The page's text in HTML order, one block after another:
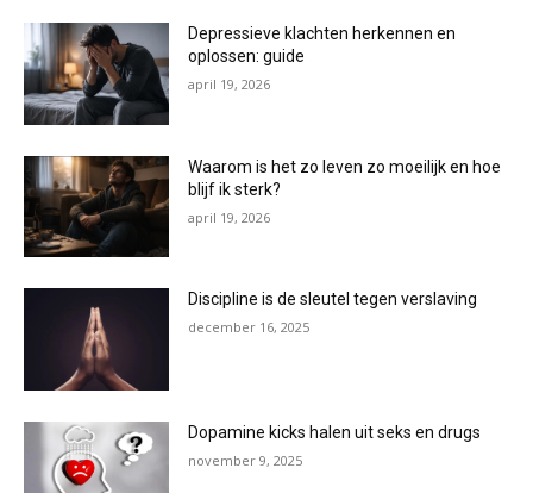
Depressieve klachten herkennen en
oplossen: guide
april 19, 2026
Waarom is het zo leven zo moeilijk en hoe
blijf ik sterk?
april 19, 2026
Discipline is de sleutel tegen verslaving
december 16, 2025
Dopamine kicks halen uit seks en drugs
november 9, 2025